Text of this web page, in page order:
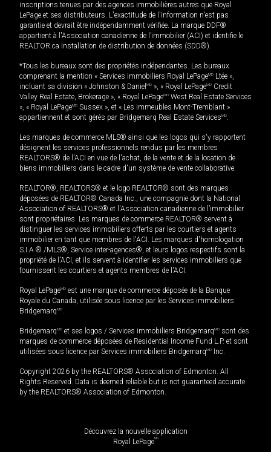
inscriptions tenues par des agences immobilières autres que Royal
LePage et ses distributeurs. L'exactitude de l'information n'est pas
garantie et devrait être indépendamment vérifiée. La marque DDF®
appartient à l'Association canadienne de l’immobilier (ACI) et identifie le
REALTOR.ca Installation de distribution de données (SDD®).
*Tous les bureaux sont des propriétés indépendantes. Les bureaux
comprenant la mention « Services immobiliers Royal LePageMD Ltée »,
incluant sa division « Johnston & Daniel MD », « Royal LePageMD Credit
Valley Real Estate, Brokerage », « Royal LePageMD West Real Estate Services
», « Royal LePageMD Sussex », et « Les immeubles Mont-Tremblant »
appartiennent et sont gérés par Bridgemarq Real Estate ServicesMD.
Les marques de commerce MLS® ainsi que les logos qui s'y rapportent
désignent les services professionnels rendus par les membres
REALTORS® de l'ACI en vue de l'achat, de la vente et de la location de
biens immobiliers dans le cadre d'un système de vente collaborative.
REALTOR®, REALTORS® et le logo REALTOR® sont des marques
déposées de REALTOR® Canada Inc., une compagnie dont la National
Association of REALTORS® et l'Association canadienne de l’immobilier
sont propriétaires. Les marques de commerce REALTOR® servent à
distinguer les services immobiliers offerts par les courtiers et agents
immobilier en tant que membres de l'ACI. Les marques d'homologation
S.I.A.® /MLS®, Service inter-agences®, et leurs logos respectifs sont la
propriété de l'ACI, et ils servent à identifier les services immobiliers que
fournissent les courtiers et agents membres de l'ACI.
Royal LePageMD est une marque de commerce déposée de la Banque
Royale du Canada, utilisée sous licence par les Services immobiliers
BridgemarqMD.
BridgemarqMD et ses logos / Services immobiliers BridgemarqMD sont des
marques de commerce déposées de Residential Income Fund L.P. et sont
utilisées sous licence par Services immobiliers BridgemarqMD Inc.
Copyright 2026 by the REALTORS® Association of Edmonton. All
Rights Reserved. Data is deemed reliable but is not guaranteed accurate
by the REALTORS® Association of Edmonton.
Découvrez la nouvelle application
Royal LePageMD